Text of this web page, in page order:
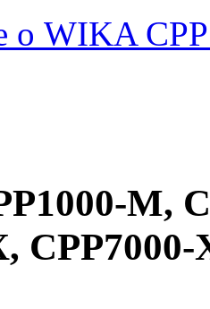
о WIKA
M,
CPP7000-